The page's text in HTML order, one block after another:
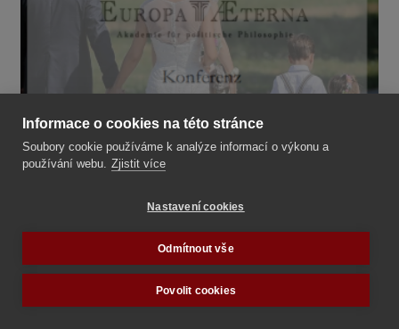
Autor:Tradiční rodina
Informace o cookies na této stránce
Soubory cookie používáme k analýze informací o výkonu a
používání webu. Zjistit více
Nastavení cookies
Odmítnout vše
Povolit cookies